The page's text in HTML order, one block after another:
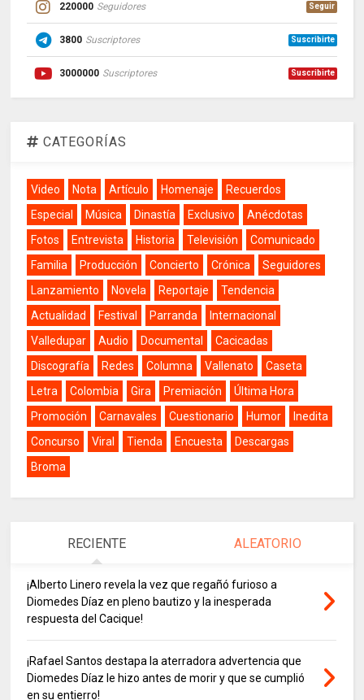
220000 Seguidores Seguir
3800 Suscriptores Suscribirte
3000000 Suscriptores Suscribirte
CATEGORÍAS
Video Nota Artículo Homenaje
Recuerdos
Especial
Música Dinastía Exclusivo
Anécdotas
Fotos
Entrevista Historia Televisión
Comunicado
Familia
Producción Concierto Crónica
Seguidores
Lanzamiento
Novela Reportaje
Tendencia
Actualidad
Festival Parranda
Internacional
Valledupar
Audio Documental
Cacicadas
Discografía
Redes Columna Vallenato
Caseta
Letra
Colombia Gira Premiación
Última Hora
Promoción
Carnavales Cuestionario Humor
Inedita
Concurso
Viral Tienda Encuesta
Descargas
Broma
RECIENTE ALEATORIO
¡Alberto Linero revela la vez que regañó furioso a
Diomedes Díaz en pleno bautizo y la inesperada
respuesta del Cacique!
¡Rafael Santos destapa la aterradora advertencia que
Diomedes Díaz le hizo antes de morir y que se cumplió
en su entierro!